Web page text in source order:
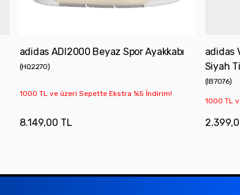
adidas ADI2000 Beyaz Spor Ayakkabı
(HQ2270)
1000 TL ve üzeri Sepette Ekstra %5 İndirim!
8.149,00 TL
adidas
Siyah
(IB7076)
1000 TL